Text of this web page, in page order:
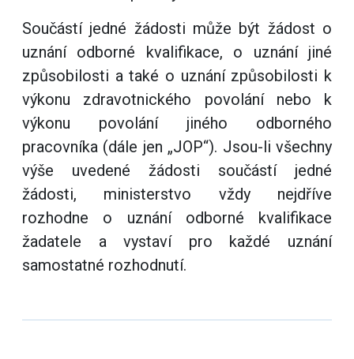
Součástí jedné žádosti může být žádost o
uznání odborné kvalifikace, o uznání jiné
způsobilosti a také o uznání způsobilosti k
výkonu zdravotnického povolání nebo k
výkonu povolání jiného odborného
pracovníka (dále jen „JOP“). Jsou-li všechny
výše uvedené žádosti součástí jedné
žádosti, ministerstvo vždy nejdříve
rozhodne o uznání odborné kvalifikace
žadatele a vystaví pro každé uznání
samostatné rozhodnutí.